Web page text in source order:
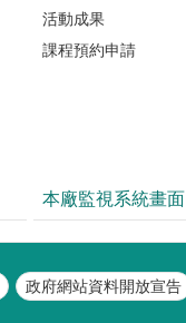
活動成果
課程預約申請
本廠監視系統畫面
政府網站資料開放宣告